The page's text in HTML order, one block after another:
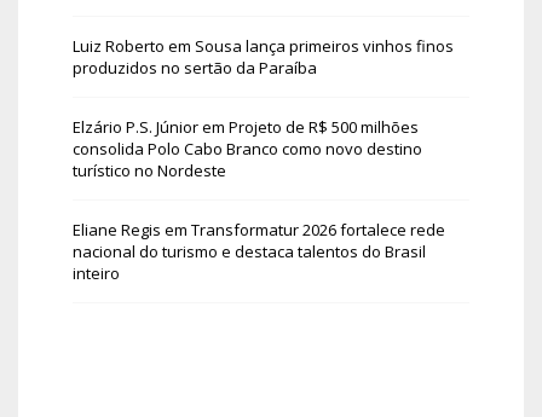
Luiz Roberto em Sousa lança primeiros vinhos finos
produzidos no sertão da Paraíba
Elzário P.S. Júniorem Projeto de R$ 500 milhões
consolida Polo Cabo Branco como novo destino
turístico no Nordeste
Eliane Regis em Transformatur 2026 fortalece rede
nacional do turismo e destaca talentos do Brasil
inteiro